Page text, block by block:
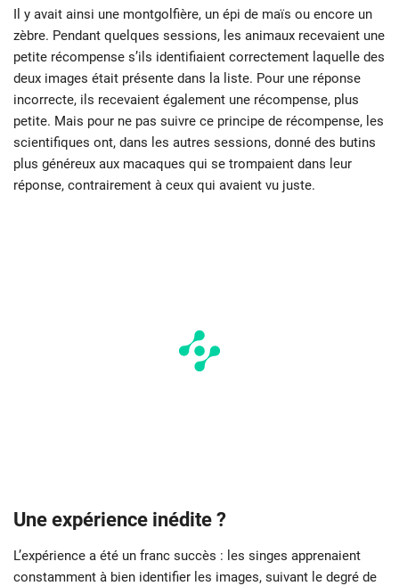
Il y avait ainsi une montgolfière, un épi de maïs ou encore un
zèbre. Pendant quelques sessions, les animaux recevaient une
petite récompense s’ils identifiaient correctement laquelle des
deux images était présente dans la liste. Pour une réponse
incorrecte, ils recevaient également une récompense, plus
petite. Mais pour ne pas suivre ce principe de récompense, les
scientifiques ont, dans les autres sessions, donné des butins
plus généreux aux macaques qui se trompaient dans leur
réponse, contrairement à ceux qui avaient vu juste.
Une expérience inédite ?
L’expérience a été un franc succès : les singes apprenaient
constamment à bien identifier les images, suivant le degré de